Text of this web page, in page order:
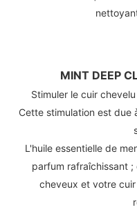
MINT DEEP
Stimuler le cuir
Cette stimulation est due
L'huile essentielle de
parfum rafraîchissant
cheveux et votre